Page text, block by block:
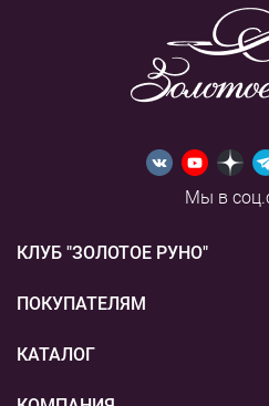
Мы в
КЛУБ "ЗОЛОТОЕ РУНО"
Новости
Акции
ПОКУПАТЕЛЯМ
Бонусная система
Подарочные сертификаты
КАТАЛОГ